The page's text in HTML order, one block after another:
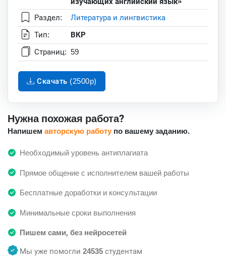
Раздел:
Литература и лингвистика
Тип:
ВКР
Страниц: 59
Скачать (2500p)
Нужна похожая работа?
Напишем авторскую работу по вашему заданию.
Необходимый уровень антиплагиата
Прямое общение с исполнителем вашей работы
Бесплатные доработки и консультации
Минимальные сроки выполнения
Пишем сами, без нейросетей
Мы уже помогли 24535 студентам